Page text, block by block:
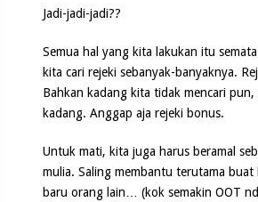
Jadi-jadi-jadi??
Semua hal yang kita lakukan itu
kita cari rejeki sebanyak-banyaknya.
Bahkan kadang kita tidak mencari
kadang. Anggap aja rejeki bonus.
Untuk mati, kita juga harus beramal
mulia. Saling membantu terutama
baru orang lain… (kok semakin OOT